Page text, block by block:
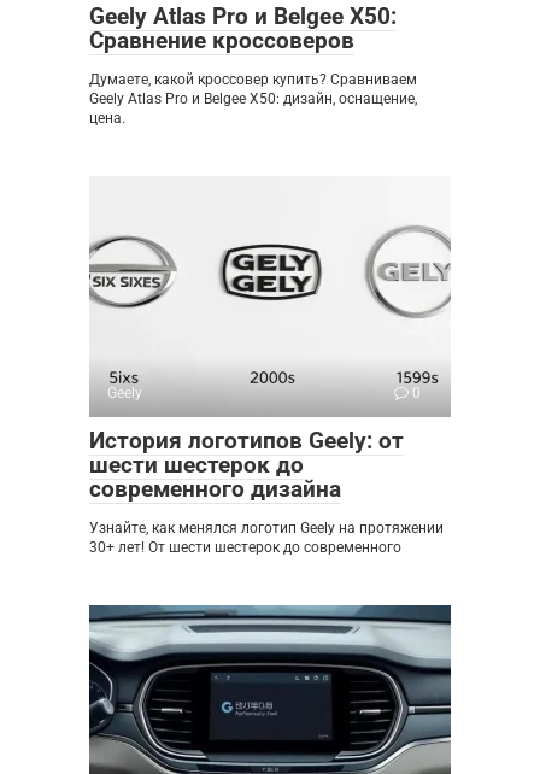
Geely Atlas Pro и Belgee X50:
Сравнение кроссоверов
Думаете, какой кроссовер купить? Сравниваем
Geely Atlas Pro и Belgee X50: дизайн, оснащение,
цена.
Geely 0
История логотипов Geely: от
шести шестерок до
современного дизайна
Узнайте, как менялся логотип Geely на протяжении
30+ лет! От шести шестерок до современного